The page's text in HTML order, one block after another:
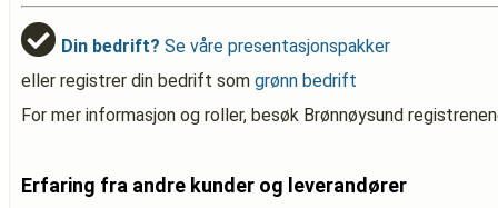
Din bedrift? Se våre presentasjonspakker
eller registrer din bedrift som grønn bedrift
For mer informasjon og roller, besøk Brønnøysund
Erfaring fra andre kunder og leverandører